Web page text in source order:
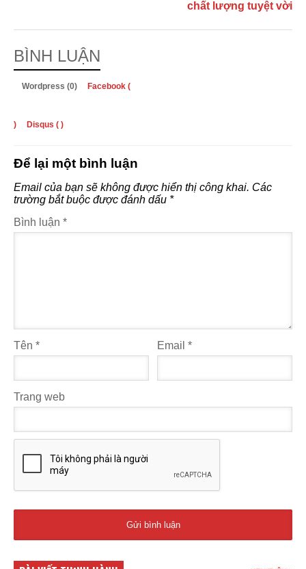
chất lượng tuyệt vời
BÌNH LUẬN
Wordpress (0) Facebook (
) Disqus ( )
Để lại một bình luận
Email của bạn sẽ không được hiển thị công khai. Các
trường bắt buộc được đánh dấu *
Bình luận *
Tên * Email*
Trang web